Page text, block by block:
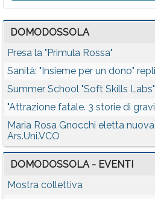
DOMODOSSOLA
Presa la "Primula Rossa"
Sanità: "Insieme per un dono"
Summer School "Soft Skills Labs"
"Attrazione fatale. 3 storie di
Maria Rosa Gnocchi eletta
Ars.Uni.VCO
DOMODOSSOLA - EVENTI
Mostra collettiva